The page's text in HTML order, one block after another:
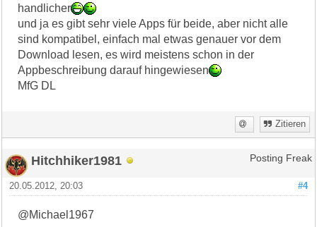
handlicher
und ja es gibt sehr viele Apps für beide, aber nicht alle
sind kompatibel, einfach mal etwas genauer vor dem
Download lesen, es wird meistens schon in der
Appbeschreibung darauf hingewiesen
MfG DL
Zitieren
Hitchhiker1981 Posting Freak
#4
20.05.2012, 20:03
@Michael1967